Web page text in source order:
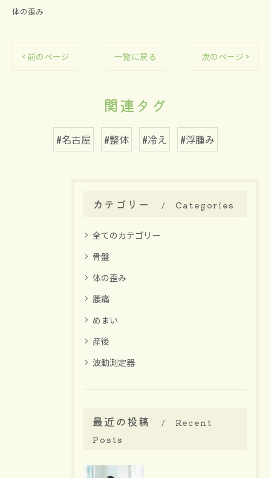
体の歪み
< 前のページ 一覧に戻る 次のページ >
関連タグ
#名古屋 #整体 #冷え #浮腫み
カテゴリー Categories
全てのカテゴリー
骨盤
体の歪み
腰痛
めまい
産後
波動測定器
最近の投稿
Recent
Posts